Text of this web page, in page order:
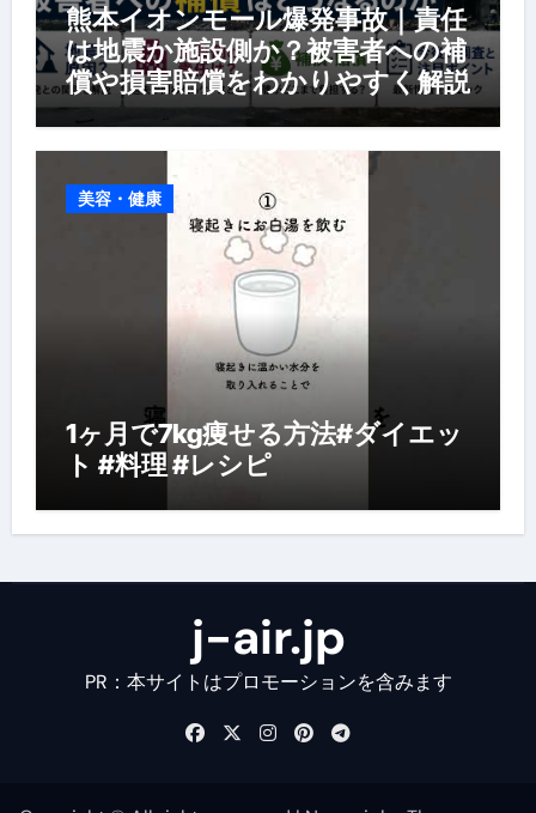
熊本イオンモール爆発事故｜責任
は地震か施設側か？被害者への補
償や損害賠償をわかりやすく解説
美容・健康
1ヶ月で7kg痩せる方法#ダイエッ
ト #料理 #レシピ
j-air.jp
PR：本サイトはプロモーションを含みます